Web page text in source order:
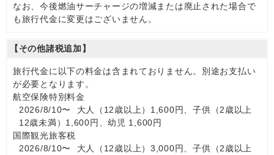
なお、今後燃油サーチャージの増減または廃止された場合で
も旅行代金に変更はございません。
【その他諸税追加】
旅行代金に以下の料金は含まれておりません。別途お支払い
が必要となります。
航空保険特別料金
2026/8/10〜 大人（12歳以上）1,600円、子供（2歳以上
12歳未満）1,600円、幼児 1,600円
国際観光旅客税
2026/8/10〜 大人（12歳以上）3,000円、子供（2歳以上